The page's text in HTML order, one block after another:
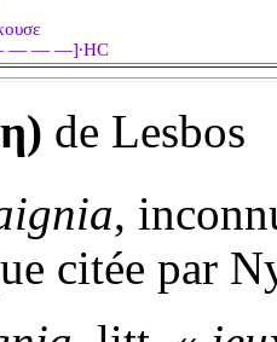
— —]∙ΗϹ
de
,
citée par